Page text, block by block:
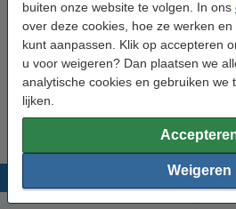
buiten onze website te volgen. In ons
over deze cookies, hoe ze werken
kunt aanpassen. Klik op accepteren
u voor weigeren? Dan plaatsen we
analytische cookies en gebruiken we
lijken.
Weigeren
The Pink Stuff Vloeibaar
960 ml (30 wasbeurten)
The Pink Stuff Kalkreiniger
(1000 ml)
Populaire